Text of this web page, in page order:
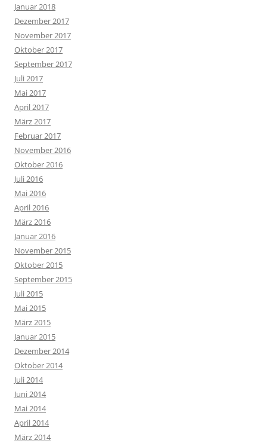
Januar 2018
Dezember 2017
November 2017
Oktober 2017
September 2017
Juli 2017
Mai 2017
April 2017
März 2017
Februar 2017
November 2016
Oktober 2016
Juli 2016
Mai 2016
April 2016
März 2016
Januar 2016
November 2015
Oktober 2015
September 2015
Juli 2015
Mai 2015
März 2015
Januar 2015
Dezember 2014
Oktober 2014
Juli 2014
Juni 2014
Mai 2014
April 2014
März 2014